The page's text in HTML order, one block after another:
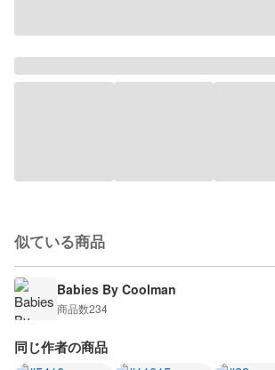
似ている商品
Babies By Coolman
商品数234
同じ作者の商品